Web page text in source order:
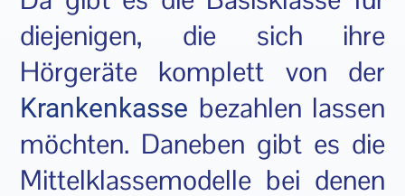
diejenigen, die sich ihre
Hörgeräte komplett von der
Krankenkasse bezahlen lassen
möchten. Daneben gibt es die
Mittelklassemodelle bei denen